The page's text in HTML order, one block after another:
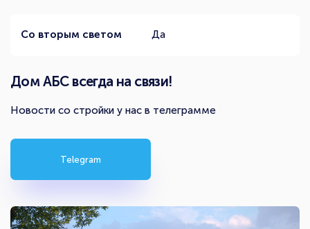
Со вторым светом Да
Дом АБС всегда на связи!
Новости со стройки у нас в телеграмме
Telegram